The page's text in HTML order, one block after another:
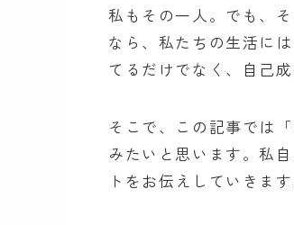
私もその一人。でも、
なら、私たちの生活に
てるだけでなく、自己
そこで、この記事では
みたいと思います。私
トをお伝えしていきます